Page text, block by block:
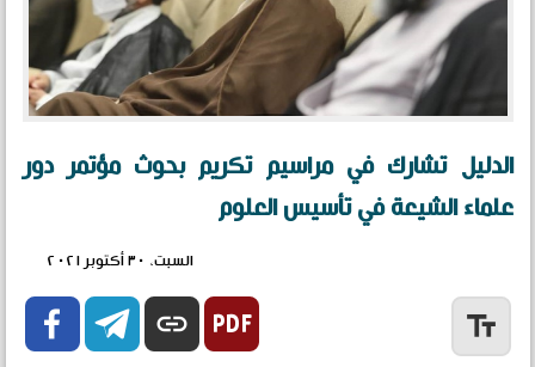
الدليل تشارك في مراسيم تكريم بحوث مؤتمر دور
علماء الشيعة في تأسيس العلوم
السبت، ٣٠ أكتوبر ٢٠٢١
  link text_fields